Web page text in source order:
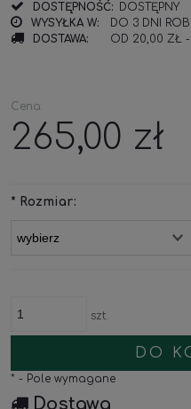
DOSTĘPNOŚĆ:
DOSTĘPNY
WYSYŁKA W:
DO 3 DNI
DOSTAWA:
OD 20,00 ZŁ -
Cena:
265,00 zł
* Rozmiar:
szt.
DO
* - Pole wymagane
Dostawa